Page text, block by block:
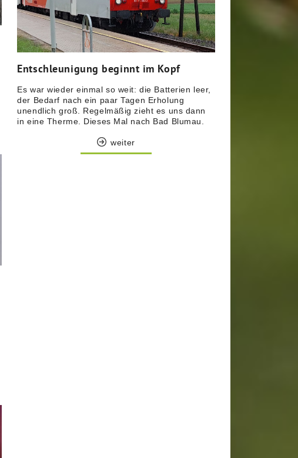
Entschleunigung beginnt im Kopf
Es war wieder einmal so weit: die Batterien leer,
der Bedarf nach ein paar Tagen Erholung
unendlich groß. Regelmäßig zieht es uns dann
in eine Therme. Dieses Mal nach Bad Blumau.
weiter